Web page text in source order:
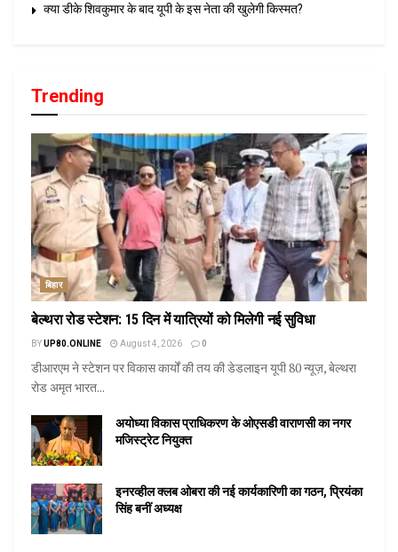
क्या डीके शिवकुमार के बाद यूपी के इस नेता की खुलेगी किस्मत?
Trending
बिहार
बेल्थरा रोड स्टेशन: 15 दिन में यात्रियों को मिलेगी नई सुविधा
BYUP80.ONLINE August 4, 2026 0
डीआरएम ने स्टेशन पर विकास कार्यों की तय की डेडलाइन यूपी 80 न्यूज़, बेल्थरा
रोड अमृत भारत...
अयोध्या विकास प्राधिकरण के ओएसडी वाराणसी का नगर
मजिस्ट्रेट नियुक्त
इनरव्हील क्लब ओबरा की नई कार्यकारिणी का गठन, प्रियंका
सिंह बनीं अध्यक्ष